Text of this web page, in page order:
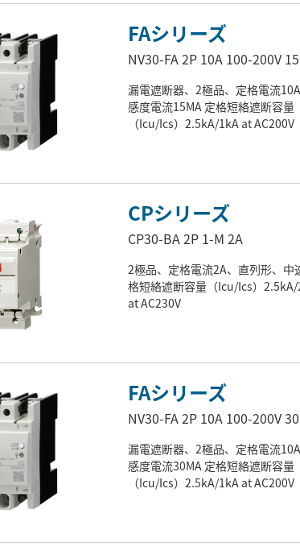
FAシリーズ
NV30-FA 2P 10A 100-200V
漏電遮断器、2極品、定格電流
感度電流15MA 定格短絡遮断容量
（Icu/Ics）2.5kA/1kA at AC200V
CPシリーズ
CP30-BA 2P 1-M 2A
2極品、定格電流2A、直列形、中
格短絡遮断容量（Icu/Ics）
at AC230V
FAシリーズ
NV30-FA 2P 10A 100-200V
漏電遮断器、2極品、定格電流
感度電流30MA 定格短絡遮断容量
（Icu/Ics）2.5kA/1kA at AC200V